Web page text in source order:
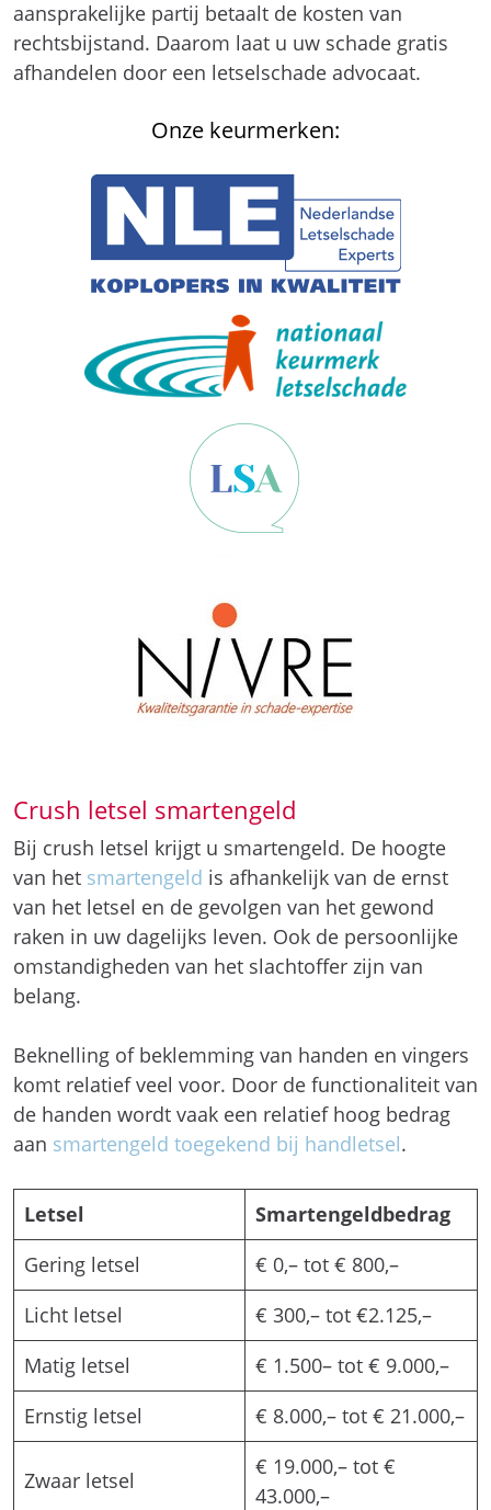
aansprakelijke partij betaalt de kosten van
rechtsbijstand. Daarom laat u uw schade gratis
afhandelen door een letselschade advocaat.
Onze keurmerken:
Crush letsel smartengeld
Bij crush letsel krijgt u smartengeld. De hoogte
van het smartengeld is afhankelijk van de ernst
van het letsel en de gevolgen van het gewond
raken in uw dagelijks leven. Ook de persoonlijke
omstandigheden van het slachtoffer zijn van
belang.
Beknelling of beklemming van handen en vingers
komt relatief veel voor. Door de functionaliteit van
de handen wordt vaak een relatief hoog bedrag
aan smartengeld toegekend bij handletsel.
Letsel
Smartengeldbedrag
Gering letsel
€ 0,– tot € 800,–
Licht letsel
€ 300,– tot €2.125,–
Matig letsel
€ 1.500– tot € 9.000,–
Ernstig letsel
€ 8.000,– tot € 21.000,–
Zwaar letsel
€ 19.000,– tot €
43.000,–